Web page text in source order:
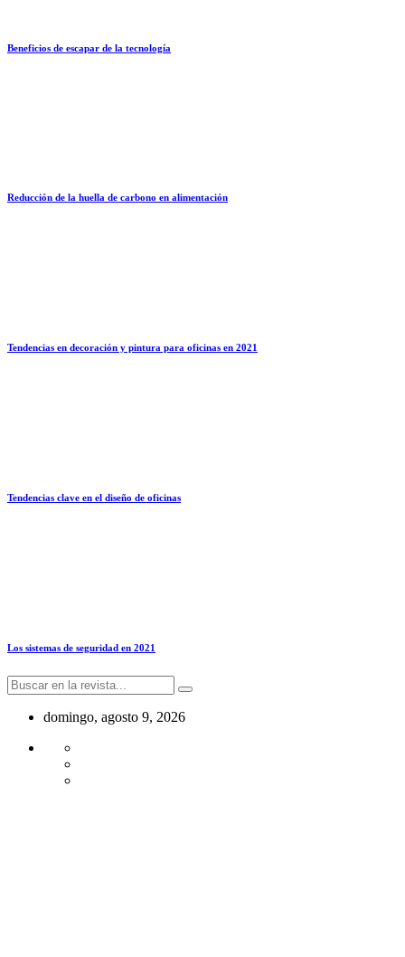
Beneficios de escapar de la tecnología
Reducción de la huella de carbono en alimentación
Tendencias en decoración y pintura para oficinas en 2021
Tendencias clave en el diseño de oficinas
Los sistemas de seguridad en 2021
domingo, agosto 9, 2026